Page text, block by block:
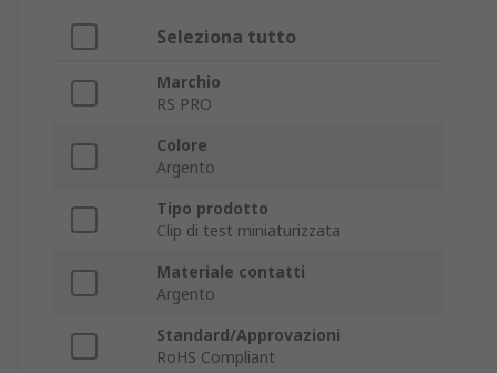
Seleziona tutto
Marchio
RS PRO
Colore
Argento
Tipo prodotto
Clip di test miniaturizzata
Materiale contatti
Argento
Standard/Approvazioni
RoHS Compliant